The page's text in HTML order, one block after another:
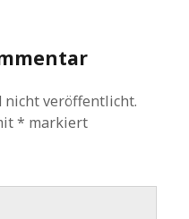
nicht veröffentlicht.
* markiert